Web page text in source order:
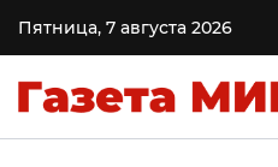
Пятница, 7 августа 2026